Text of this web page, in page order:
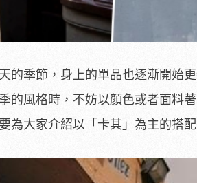
的季節，身上的單品也逐漸開始
的風格時，不妨以顏色或者面料
為大家介紹以「卡其」為主的搭